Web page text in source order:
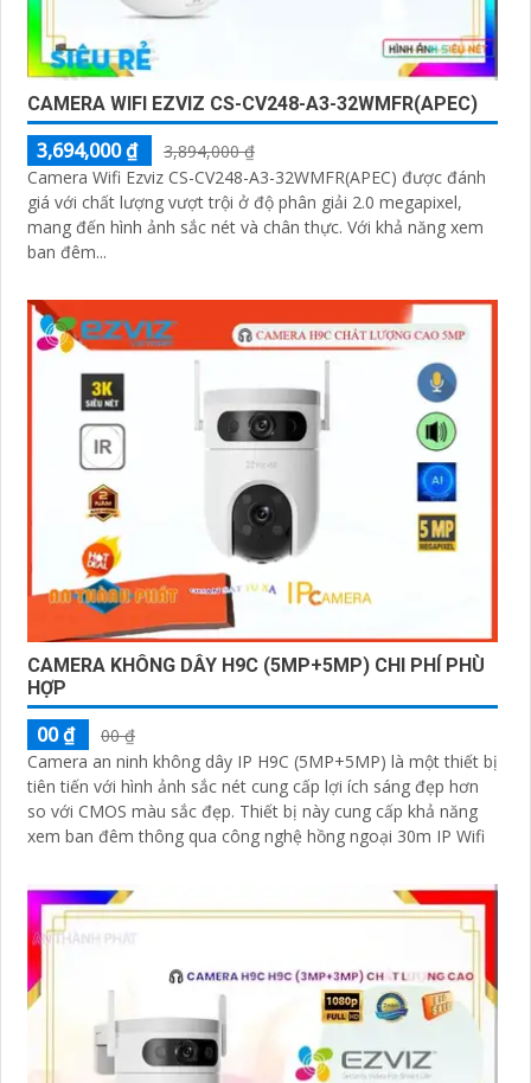
CAMERA WIFI EZVIZ CS-CV248-A3-32WMFR(APEC)
3,694,000 ₫
3,894,000 ₫
Camera Wifi Ezviz CS-CV248-A3-32WMFR(APEC) được đánh
giá với chất lượng vượt trội ở độ phân giải 2.0 megapixel,
mang đến hình ảnh sắc nét và chân thực. Với khả năng xem
ban đêm...
CAMERA KHÔNG DÂY H9C (5MP+5MP) CHI PHÍ PHÙ
HỢP
00 ₫
00 ₫
Camera an ninh không dây IP H9C (5MP+5MP) là một thiết bị
tiên tiến với hình ảnh sắc nét cung cấp lợi ích sáng đẹp hơn
so với CMOS màu sắc đẹp. Thiết bị này cung cấp khả năng
xem ban đêm thông qua công nghệ hồng ngoại 30m IP Wifi